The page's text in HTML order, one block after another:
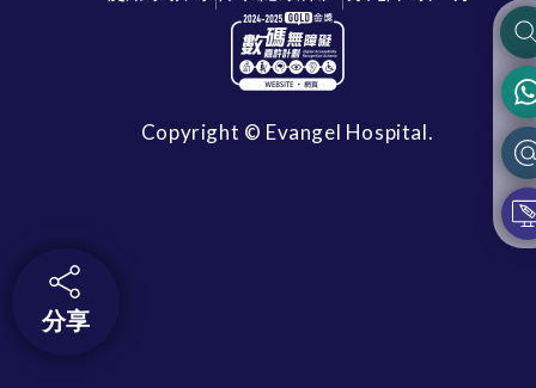
Copyright © Evangel Hospital.
分享